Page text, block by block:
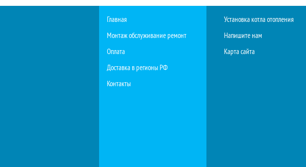
Главная
Монтаж обслуживание ремонт
Оплата
Доставка в регионы РФ
Контакты
Установка котла отопления
Напишите нам
Карта сайта